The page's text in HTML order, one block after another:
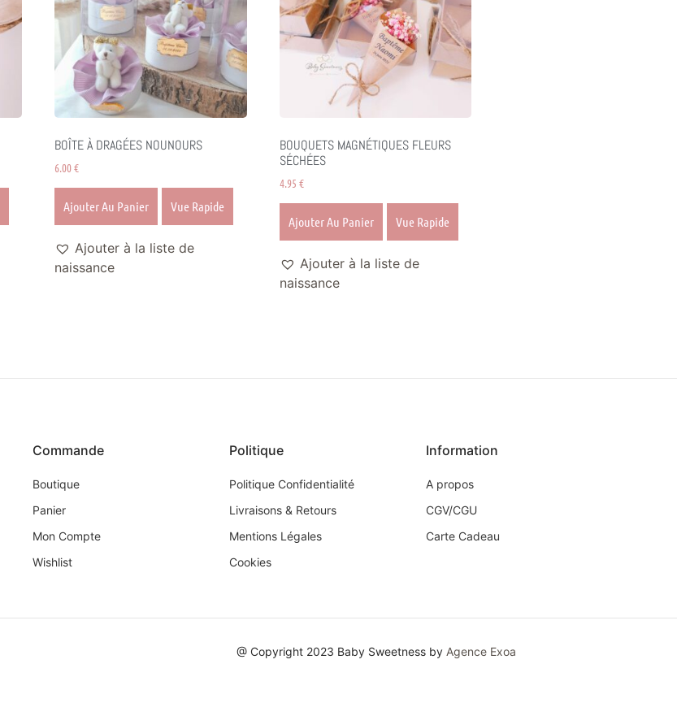
BOÎTE À DRAGÉES NOUNOURS
6.00€
Ajouter Au Panier Vue Rapide
Ajouter à la liste de
naissance
BOUQUETS MAGNÉTIQUES FLEURS
SÉCHÉES
4.95 €
Ajouter Au Panier Vue Rapide
Ajouter à la liste de
naissance
Commande
Boutique
Panier
Mon Compte
Wishlist
Politique
Politique Confidentialité
Livraisons & Retours
Mentions Légales
Cookies
Information
A propos
CGV/CGU
Carte Cadeau
@ Copyright 2023 Baby Sweetness by Agence Exoa